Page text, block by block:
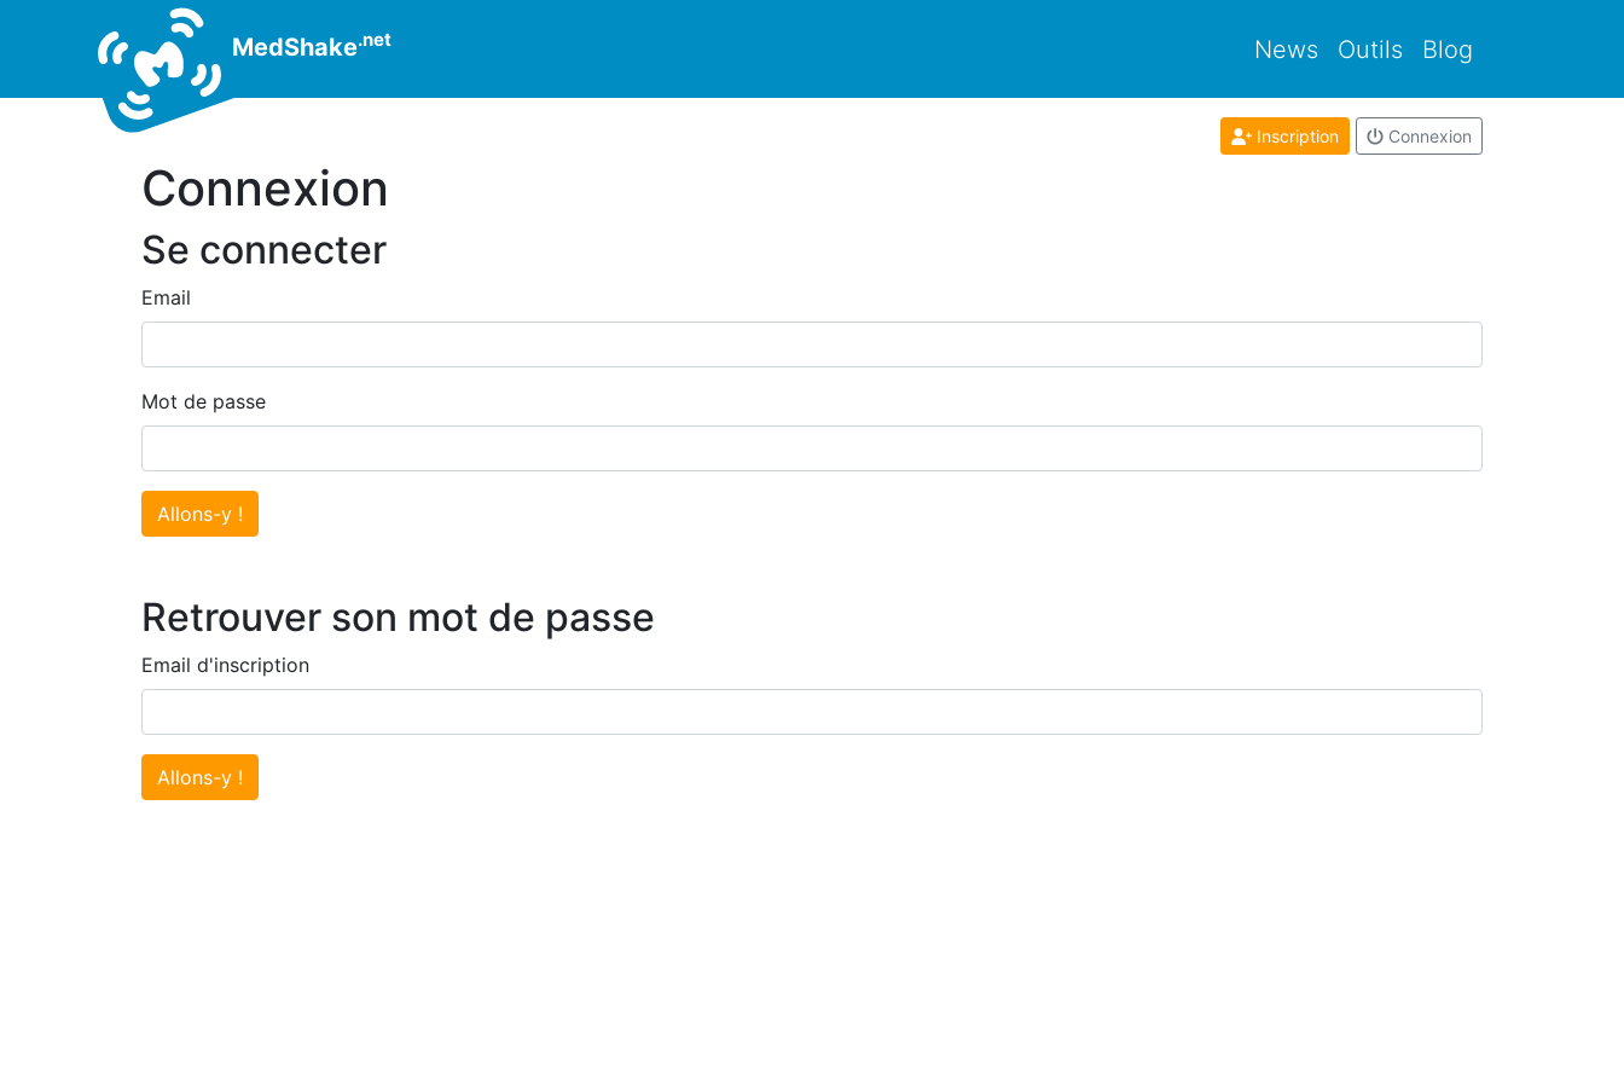
MedShake.net News Outils Blog
Inscription Connexion
Connexion
Se connecter
Email
Mot de passe
Allons-y !
Retrouver son mot de passe
Email d'inscription
Allons-y !